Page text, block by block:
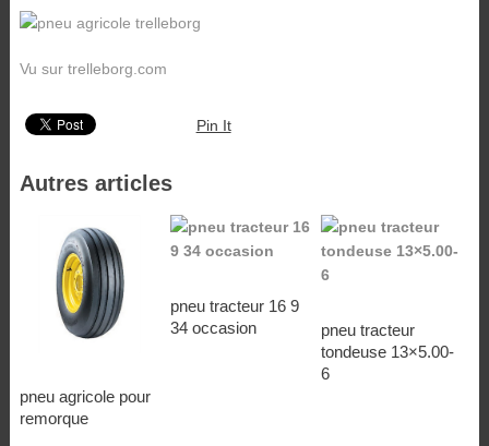
Vu sur trelleborg.com
Pin It
Autres articles
pneu agricole pour
remorque
pneu tracteur 16 9
34 occasion
pneu tracteur
tondeuse 13×5.00-
6